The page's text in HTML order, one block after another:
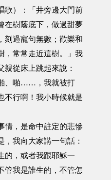
歌）：「井旁邊大門前
在樹蔭底下，做過甜夢
刻過寵句無數；歡樂和
，常常走近這樹。」我
親從床上跳起來說：
、啪……，我就被打
不行啊！我小時候就是
，是命中註定的悲慘
，我向大家講一句話：
的，或者我跟耶穌一
管我是誰生的，不管怎